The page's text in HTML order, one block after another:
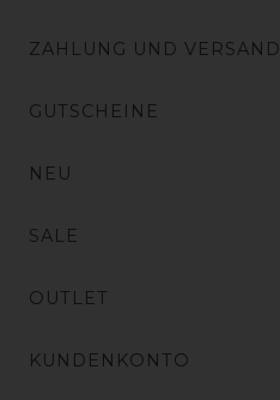
ZAHLUNG UND VERSAND
GUTSCHEINE
NEU
SALE
OUTLET
KUNDENKONTO